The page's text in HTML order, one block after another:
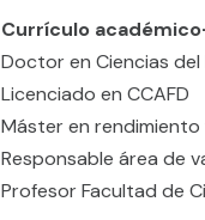
Currículo
Doctor en Ciencias del
Licenciado en CCAFD
Máster en
Responsable área de
Profesor Facultad de